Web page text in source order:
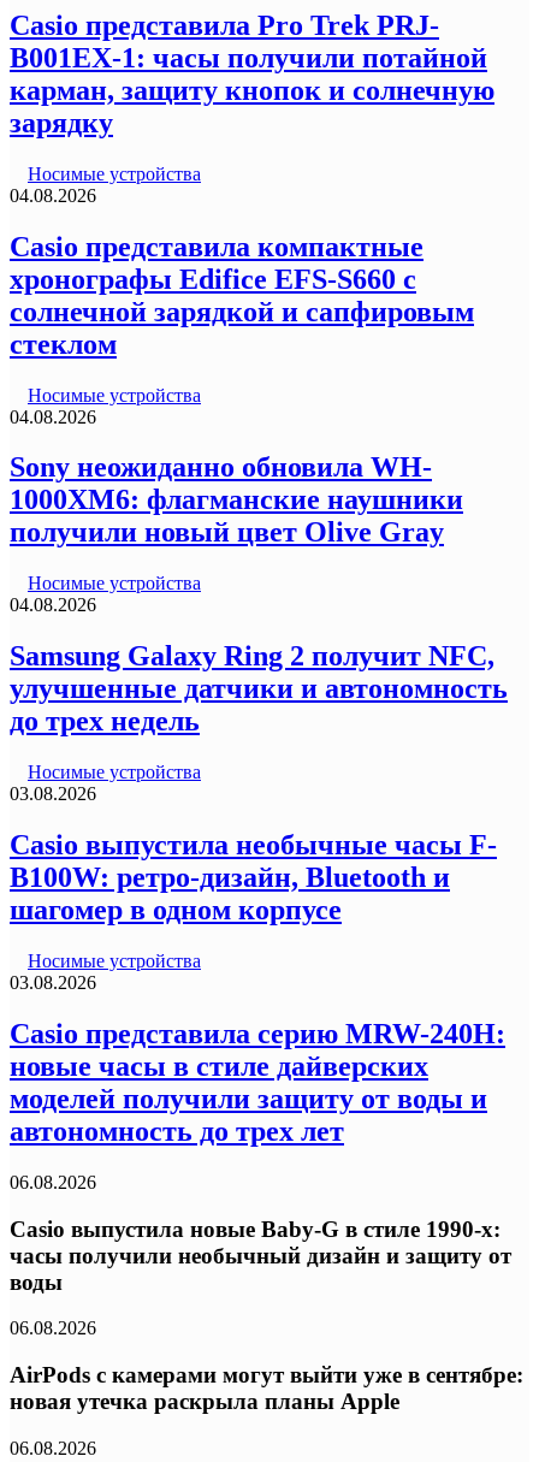
Casio представила Pro Trek PRJ-
B001EX-1: часы получили потайной
карман, защиту кнопок и солнечную
зарядку
Носимые устройства
04.08.2026
Casio представила компактные
хронографы Edifice EFS-S660 с
солнечной зарядкой и сапфировым
стеклом
Носимые устройства
04.08.2026
Sony неожиданно обновила WH-
1000XM6: флагманские наушники
получили новый цвет Olive Gray
Носимые устройства
04.08.2026
Samsung Galaxy Ring 2 получит NFC,
улучшенные датчики и автономность
до трех недель
Носимые устройства
03.08.2026
Casio выпустила необычные часы F-
B100W: ретро-дизайн, Bluetooth и
шагомер в одном корпусе
Носимые устройства
03.08.2026
Casio представила серию MRW-240H:
новые часы в стиле дайверских
моделей получили защиту от воды и
автономность до трех лет
06.08.2026
Casio выпустила новые Baby-G в стиле 1990-х:
часы получили необычный дизайн и защиту от
воды
06.08.2026
AirPods с камерами могут выйти уже в сентябре:
новая утечка раскрыла планы Apple
06.08.2026